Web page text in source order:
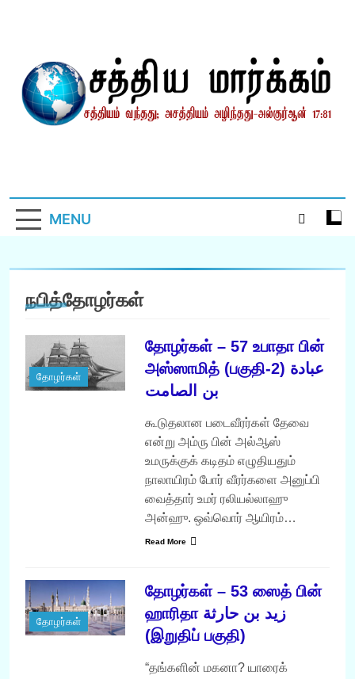
MENU
நபித்தோழர்கள்
தோழர்கள்
தோழர்கள் – 57 உபாதா பின்
அஸ்ஸாமித் (பகுதி-2) عبادة
بن الصامت
கூடுதலான படைவீரர்கள் தேவை
என்று அம்ரு பின் அல்ஆஸ்
உமருக்குக் கடிதம் எழுதியதும்
நாலாயிரம் போர் வீரர்களை அனுப்பி
வைத்தார் உமர் ரலியல்லாஹு
அன்ஹு. ஒவ்வொர் ஆயிரம்…
Read More
தோழர்கள்
தோழர்கள் – 53 ஸைத் பின்
ஹாரிதா زيد بن حارثة
(இறுதிப் பகுதி)
“தங்களின் மகனா? யாரைக்